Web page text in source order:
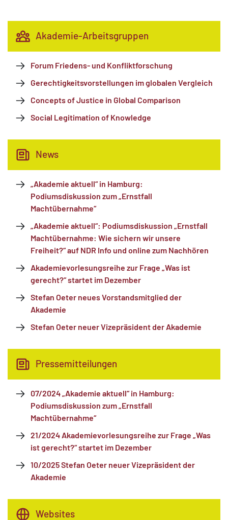
Akademie-Arbeitsgruppen
Forum Friedens- und Konfliktforschung
Gerechtigkeitsvorstellungen im globalen Vergleich
Concepts of Justice in Global Comparison
Social Legitimation of Knowledge
News
„Akademie aktuell“ in Hamburg:
Podiumsdiskussion zum „Ernstfall
Machtübernahme“
„Akademie aktuell“: Podiumsdiskussion „Ernstfall
Machtübernahme: Wie sichern wir unsere
Freiheit?“ auf NDR Info und online zum Nachhören
Akademie­vorlesungsreihe zur Frage „Was ist
gerecht?“ startet im Dezember
Stefan Oeter neues Vorstandsmitglied der
Akademie
Stefan Oeter neuer Vizepräsident der Akademie
Pressemitteilungen
07/2024 „Akademie aktuell“ in Hamburg:
Podiumsdiskussion zum „Ernstfall
Machtübernahme“
21/2024 Akademie­vorlesungsreihe zur Frage „Was
ist gerecht?“ startet im Dezember
10/2025 Stefan Oeter neuer Vizepräsident der
Akademie
Websites